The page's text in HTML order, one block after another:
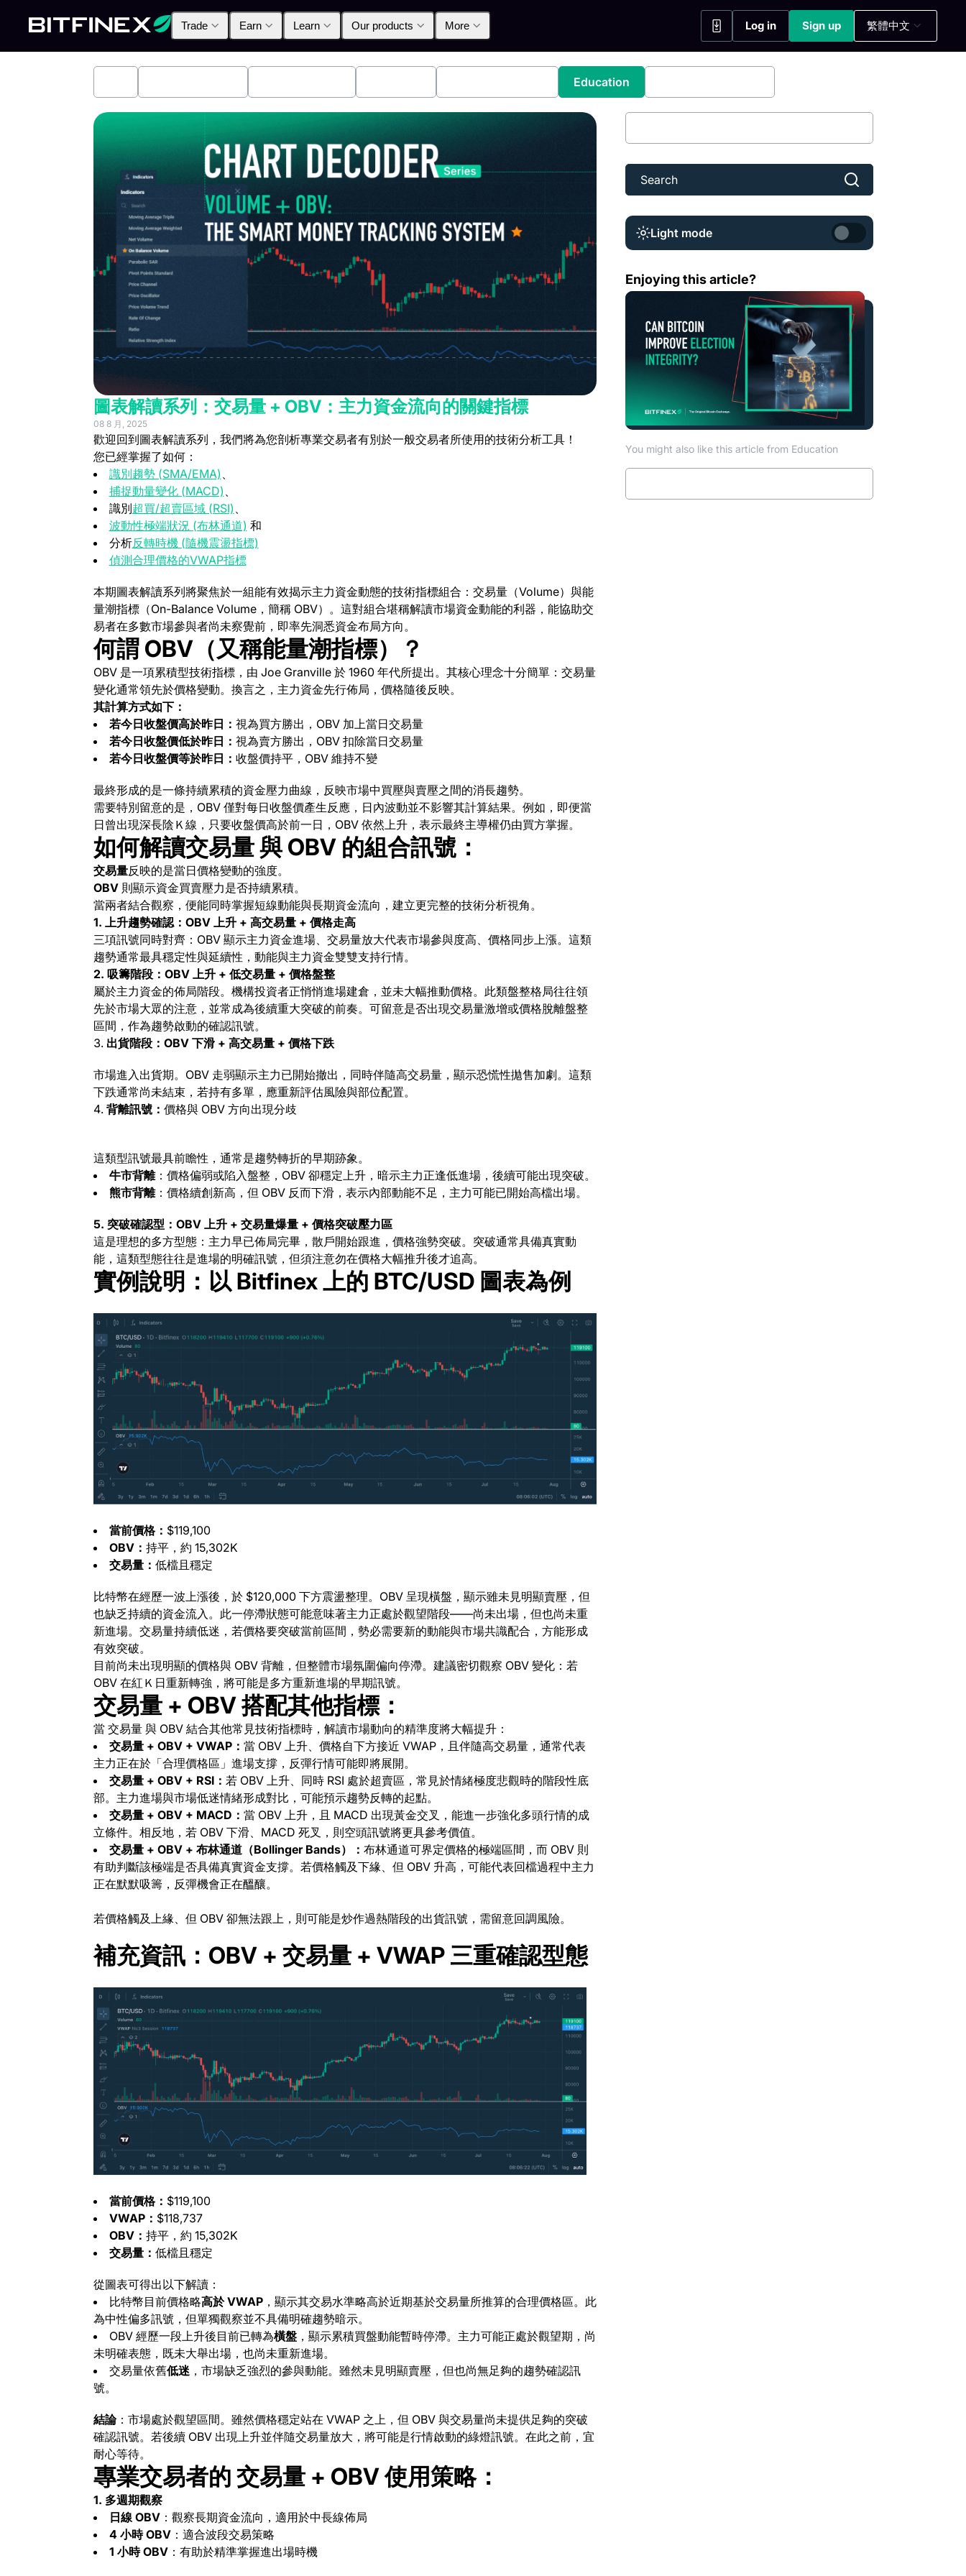
Trade Earn Learn Our products More Log in(opens in a new tab)
Sign up(opens in a new tab)
繁體中文
Education
圖表解讀系列：交易量 + OBV：主力資金流向的關鍵指標
08 8 月, 2025
歡迎回到圖表解讀系列，我們將為您剖析專業交易者有別於一般交易者所使用的技術分析工具！
您已經掌握了如何：
識別趨勢 (SMA/EMA)
捕捉動量變化 (MACD)
識別超買/超賣區域 (RSI)
波動性極端狀況 (布林通道) 和
分析反轉時機 (隨機震盪指標)
偵測合理價格的VWAP指標
本期圖表解讀系列將聚焦於一組能有效揭示主力資金動態的技術指標組合：交易量（Volume）與能
量潮指標（On-Balance Volume，簡稱 OBV）。這對組合堪稱解讀市場資金動能的利器，能協助交
易者在多數市場參與者尚未察覺前，即率先洞悉資金布局方向。
何謂 OBV（又稱能量潮指標）？
OBV 是一項累積型技術指標，由 Joe Granville 於 1960 年代所提出。其核心理念十分簡單：交易量
變化通常領先於價格變動。換言之，主力資金先行佈局，價格隨後反映。
其計算方式如下：
若今日收盤價高於昨日： 視為買方勝出，OBV 加上當日交易量
若今日收盤價低於昨日： 視為賣方勝出，OBV 扣除當日交易量
若今日收盤價等於昨日： 收盤價持平，OBV 維持不變
最終形成的是一條持續累積的資金壓力曲線，反映市場中買壓與賣壓之間的消長趨勢。
需要特別留意的是，OBV 僅對每日收盤價產生反應，日內波動並不影響其計算結果。例如，即便當
日曾出現深長陰Ｋ線，只要收盤價高於前一日，OBV 依然上升，表示最終主導權仍由買方掌握。
如何解讀交易量 與 OBV 的組合訊號：
交易量反映的是當日價格變動的強度。
OBV則顯示資金買賣壓力是否持續累積。
當兩者結合觀察，便能同時掌握短線動能與長期資金流向，建立更完整的技術分析視角。
1. 上升趨勢確認：OBV 上升 + 高交易量 + 價格走高
三項訊號同時對齊：OBV 顯示主力資金進場、交易量放大代表市場參與度高、價格同步上漲。這類
趨勢通常最具穩定性與延續性，動能與主力資金雙雙支持行情。
2. 吸籌階段：OBV 上升 + 低交易量 + 價格盤整
屬於主力資金的佈局階段。機構投資者正悄悄進場建倉，並未大幅推動價格。此類盤整格局往往領
先於市場大眾的注意，並常成為後續重大突破的前奏。可留意是否出現交易量激增或價格脫離盤整
區間，作為趨勢啟動的確認訊號。
出貨階段：OBV 下滑 + 高交易量 + 價格下跌
市場進入出貨期。OBV 走弱顯示主力已開始撤出，同時伴隨高交易量，顯示恐慌性拋售加劇。這類
下跌通常尚未結束，若持有多單，應重新評估風險與部位配置。
背離訊號： 價格與 OBV 方向出現分歧
這類型訊號最具前瞻性，通常是趨勢轉折的早期跡象。
牛市背離：價格偏弱或陷入盤整，OBV 卻穩定上升， 暗示主力正逢低進場， 後續可能出現突破。
熊市背離：價格續創新高，但 OBV 反而下滑， 表示內部動能不足， 主力可能已開始高檔出場。
5. 突破確認型：OBV 上升 + 交易量爆量 + 價格突破壓力區
這是理想的多方型態：主力早已佈局完畢，散戶開始跟進，價格強勢突破。突破通常具備真實動
能，這類型態往往是進場的明確訊號，但須注意勿在價格大幅推升後才追高。
實例說明：以 Bitfinex 上的 BTC/USD 圖表為例
當前價格： $119,100
OBV： 持平，約 15,302K
交易量： 低檔且穩定
比特幣在經歷一波上漲後，於 $120,000 下方震盪整理。OBV 呈現橫盤，顯示雖未見明顯賣壓，但
也缺乏持續的資金流入。此一停滯狀態可能意味著主力正處於觀望階段——尚未出場，但也尚未重
新進場。交易量持續低迷，若價格要突破當前區間，勢必需要新的動能與市場共識配合，方能形成
有效突破。
目前尚未出現明顯的價格與 OBV 背離，但整體市場氛圍偏向停滯。建議密切觀察 OBV 變化：若
OBV 在紅Ｋ日重新轉強，將可能是多方重新進場的早期訊號。
交易量 + OBV 搭配其他指標：
當 交易量 與 OBV 結合其他常見技術指標時，解讀市場動向的精準度將大幅提升：
交易量 + OBV + VWAP： 當 OBV 上升、價格自下方接近 VWAP，且伴隨高交易量，通常代表
主力正在於「合理價格區」進場支撐， 反彈行情可能即將展開。
交易量 + OBV + RSI： 若 OBV 上升、同時 RSI 處於超賣區，常見於情緒極度悲觀時的階段性底
部。 主力進場與市場低迷情緒形成對比，可能預示趨勢反轉的起點。
交易量 + OBV + MACD： 當 OBV 上升，且 MACD 出現黃金交叉，能進一步強化多頭行情的成
立條件。 相反地，若 OBV 下滑、MACD 死叉，則空頭訊號將更具參考價值。
交易量 + OBV + 布林通道（Bollinger Bands）： 布林通道可界定價格的極端區間， 而 OBV 則
有助判斷該極端是否具備真實資金支撐。 若價格觸及下緣、但 OBV 升高，可能代表回檔過程中主力
正在默默吸籌， 反彈機會正在醞釀。
若價格觸及上緣、但 OBV 卻無法跟上，則可能是炒作過熱階段的出貨訊號， 需留意回調風險。
補充資訊：OBV + 交易量 + VWAP 三重確認型態
當前價格： $119,100
VWAP： $118,737
OBV： 持平，約 15,302K
交易量： 低檔且穩定
從圖表可得出以下解讀：
比特幣目前價格略高於 VWAP，顯示其交易水準略高於近期基於交易量所推算的合理價格區。 此
為中性偏多訊號，但單獨觀察並不具備明確趨勢暗示。
OBV 經歷一段上升後目前已轉為橫盤，顯示累積買盤動能暫時停滯。 主力可能正處於觀望期，尚
未明確表態，既未大舉出場，也尚未重新進場。
交易量依舊低迷 ，市場缺乏強烈的參與動能。雖然未見明顯賣壓，但也尚無足夠的趨勢確認訊
號。
結論：市場處於觀望區間。雖然價格穩定站在 VWAP 之上，但 OBV 與交易量尚未提供足夠的突破
確認訊號。 若後續 OBV 出現上升並伴隨交易量放大，將可能是行情啟動的綠燈訊號。 在此之前，宜
耐心等待。
專業交易者的 交易量 + OBV 使用策略：
1. 多週期觀察
日線 OBV：觀察長期資金流向，適用於中長線佈局
4 小時 OBV：適合波段交易策略
1 小時 OBV：有助於精準掌握進出場時機
Light mode
Enjoying this article?
You might also like this article from Education
比特幣能改善選舉的公正性嗎？